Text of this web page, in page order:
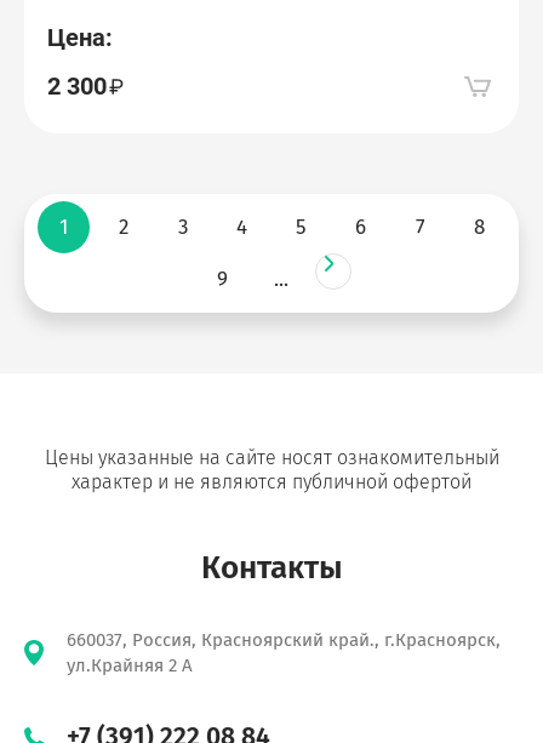
Цена:
2 300
1 2 3 4 5 6 7 8
9 ...
Цены указанные на сайте носят ознакомительный
характер и не являются публичной офертой
Контакты
660037, Россия, Красноярский край., г.Красноярск,
ул.Крайняя 2 А